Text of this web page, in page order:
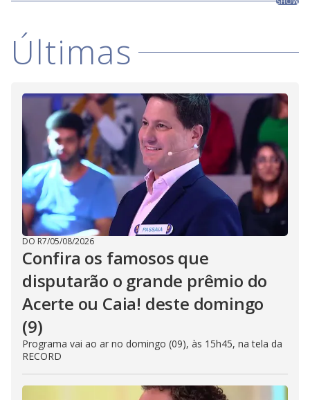
Últimas
DO R7/05/08/2026
Confira os famosos que
disputarão o grande prêmio do
Acerte ou Caia! deste domingo
(9)
Programa vai ao ar no domingo (09), às 15h45, na tela da
RECORD